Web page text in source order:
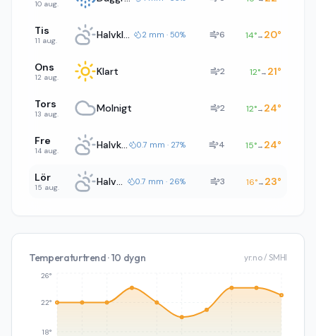
10 aug.
Tis
11 aug. Halvklart 2 mm · 50% 6 14°→ 20°
Ons
12 aug. Klart 2 12°→ 21°
Tors
13 aug. Molnigt 2 12°→ 24°
Fre
14 aug. Halvklart 0.7 mm · 27% 4 15°→ 24°
Lör
15 aug. Halvklart 0.7 mm · 26% 3 16°→ 23°
Temperaturtrend · 10 dygn yr.no / SMHI
18°
22°
26°